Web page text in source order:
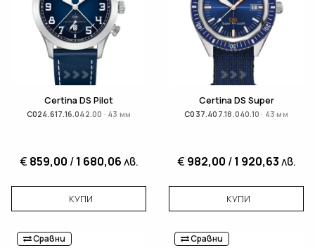
Certina DS Pilot
C024.617.16.042.00 · 43 мм
€ 859,00 /1 680,06лв.
КУПИ
Certina DS Super
C037.407.18.040.10 · 43 мм
€ 982,00 /1 920,63лв.
КУПИ
Сравни Сравни